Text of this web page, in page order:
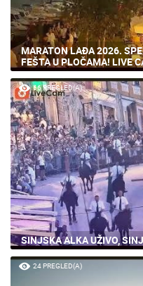
MARATON LAĐA 2026.
FEŠTA U PLOČAMA! LIVE
66 PREGLED(A)
SINJSKA ALKA UŽIVO,
24 PREGLED(A)